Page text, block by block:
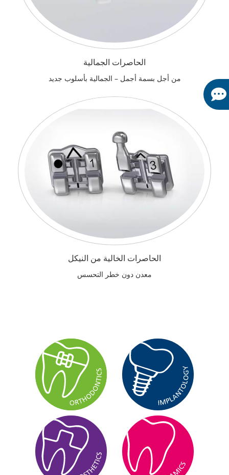
الحاصرات الجمالية
من أجل بسمة أجمل – الجمالية بأسلوب جديد
الحاصرات الخالية من النيكل
معدن دون خطر التحسس